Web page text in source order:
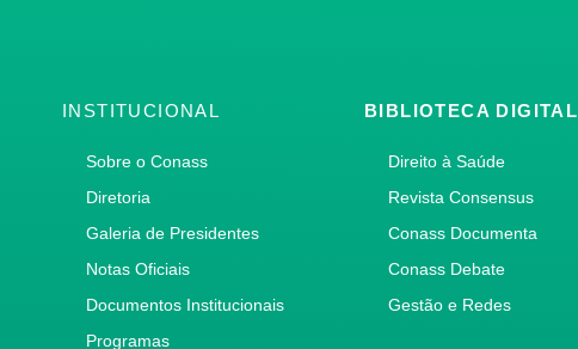
INSTITUCIONAL
Sobre o Conass
Diretoria
Galeria de Presidentes
Notas Oficiais
Documentos Institucionais
Programas
BIBLIOTECA DIGITAL
Direito à Saúde
Revista Consensus
Conass Documenta
Conass Debate
Gestão e Redes